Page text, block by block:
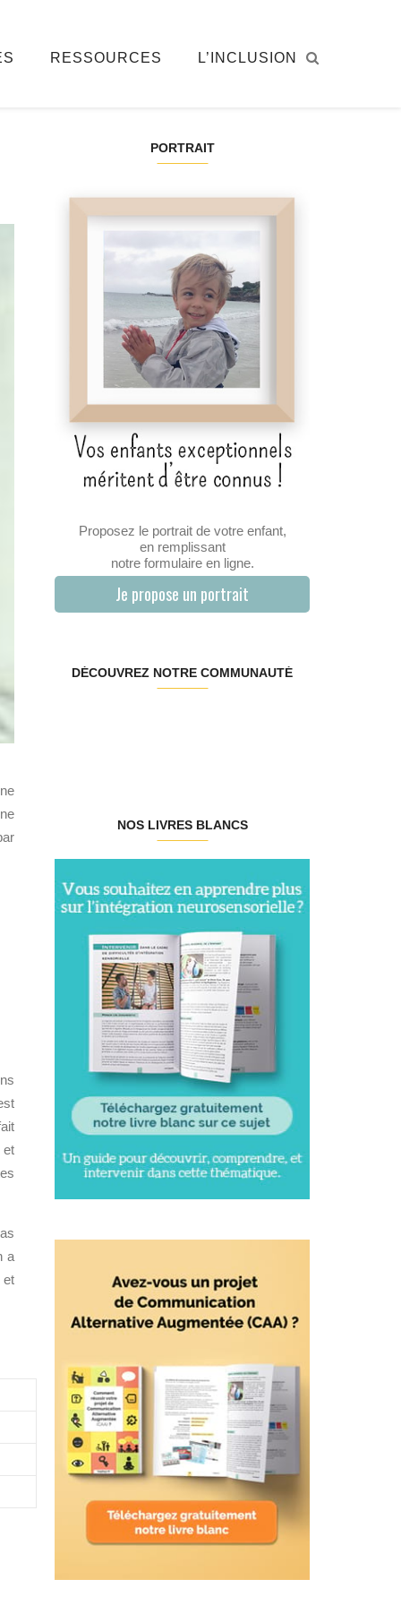
RESSOURCES L’INCLUSION
et
a
et
PORTRAIT
Proposez le portrait de votre enfant,
en remplissant
notre formulaire en ligne.
Je propose un portrait
DÉCOUVREZ NOTRE COMMUNAUTÉ
NOS LIVRES BLANCS